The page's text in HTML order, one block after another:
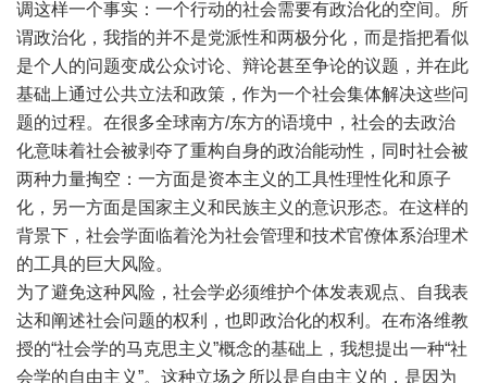
调这样一个事实：一个行动的社会需要有政治化的空间。所
谓政治化，我指的并不是党派性和两极分化，而是指把看似
是个人的问题变成公众讨论、辩论甚至争论的议题，并在此
基础上通过公共立法和政策，作为一个社会集体解决这些问
题的过程。在很多全球南方/东方的语境中，社会的去政治
化意味着社会被剥夺了重构自身的政治能动性，同时社会被
两种力量掏空：一方面是资本主义的工具性理性化和原子
化，另一方面是国家主义和民族主义的意识形态。在这样的
背景下，社会学面临着沦为社会管理和技术官僚体系治理术
的工具的巨大风险。
为了避免这种风险，社会学必须维护个体发表观点、自我表
达和阐述社会问题的权利，也即政治化的权利。在布洛维教
授的“社会学的马克思主义”概念的基础上，我想提出一种“社
会学的自由主义”。这种立场之所以是自由主义的，是因为